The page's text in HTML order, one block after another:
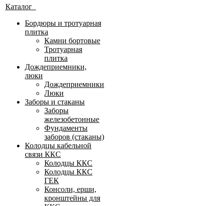
Каталог
Бордюры и тротуарная
плитка
Камни бортовые
Тротуарная
плитка
Дождеприемники,
люки
Дождеприемники
Люки
Заборы и стаканы
Заборы
железобетонные
Фундаменты
заборов (стаканы)
Колодцы кабельной
связи ККС
Колодцы ККС
Колодцы ККС
ГЕК
Консоли, ерши,
кронштейны для